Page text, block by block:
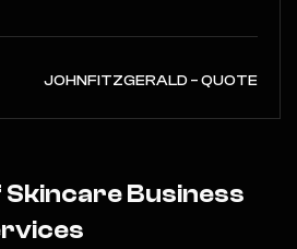
JOHNFITZGERALD – QUOTE
Business